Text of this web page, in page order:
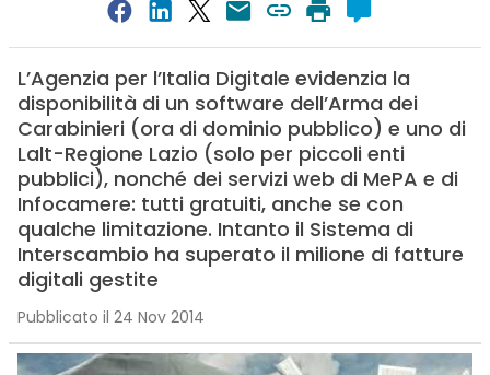
L’Agenzia per l’Italia Digitale evidenzia la
disponibilità di un software dell’Arma dei
Carabinieri (ora di dominio pubblico) e uno di
Lalt-Regione Lazio (solo per piccoli enti
pubblici), nonché dei servizi web di MePA e di
Infocamere: tutti gratuiti, anche se con
qualche limitazione. Intanto il Sistema di
Interscambio ha superato il milione di fatture
digitali gestite
Pubblicato il 24 Nov 2014